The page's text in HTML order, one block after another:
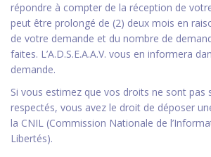
répondre à compter de la réception de
peut être prolongé de (2) deux mois en
de votre demande et du nombre de
faites. L’A.D.S.E.A.A.V. vous en informera
demande.
Si vous estimez que vos droits ne sont pas
respectés, vous avez le droit de déposer
la CNIL (Commission Nationale de
Libertés).